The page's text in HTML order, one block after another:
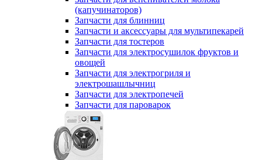
(капучинаторов)
Запчасти для блинниц
Запчасти и аксессуары для мультипекарей
Запчасти для тостеров
Запчасти для электросушилок фруктов и
овощей
Запчасти для электрогриля и
электрошашлычниц
Запчасти для электропечей
Запчасти для пароварок